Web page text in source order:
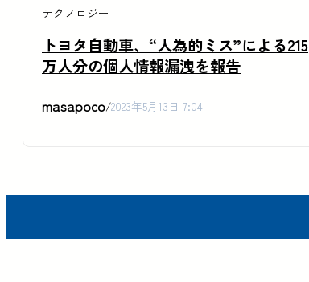
テクノロジー
トヨタ自動車、“人為的ミス”による215
万人分の個人情報漏洩を報告
masapoco/2023年5月13日 7:04